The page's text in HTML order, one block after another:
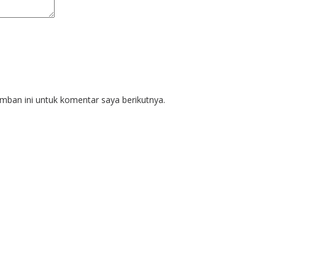
ini untuk komentar saya berikutnya.